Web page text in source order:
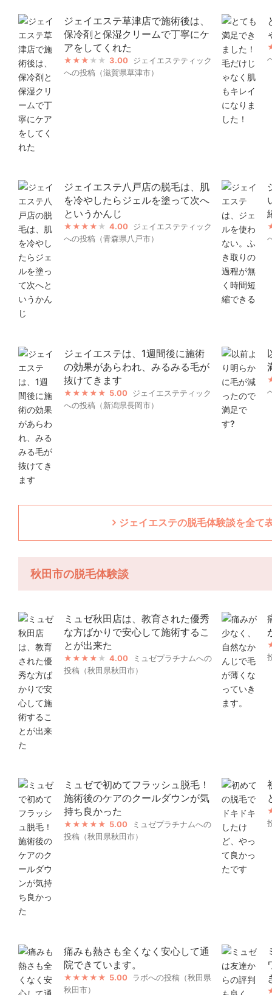
ジェイエステ草津店で施術後は、
保冷剤と保湿クリームで丁寧にケ
アをしてくれた
3.00 ジェイエステティック
への投稿（滋賀県草津市）
ジェイエステ八戸店の脱毛は、肌
を冷やしたらジェルを塗って次へ
というかんじ
4.00 ジェイエステティック
への投稿（青森県八戸市）
ジェイエステは、1週間後に施術
の効果があらわれ、みるみる毛が
抜けてきます
5.00 ジェイエステティック
への投稿（新潟県長岡市）
ジェイエステの脱毛体験談を全て
秋田市の脱毛体験談
ミュゼ秋田店は、教育された優秀
な方ばかりで安心して施術するこ
とが出来た
4.00
ミュゼプラチナムへの
投稿（秋田県秋田市）
ミュゼで初めてフラッシュ脱毛！
施術後のケアのクールダウンが気
持ち良かった
5.00
ミュゼプラチナムへの
投稿（秋田県秋田市）
痛みも熱さも全くなく安心して通
院できています。
5.00 ラボへの投稿（秋田県
秋田市）